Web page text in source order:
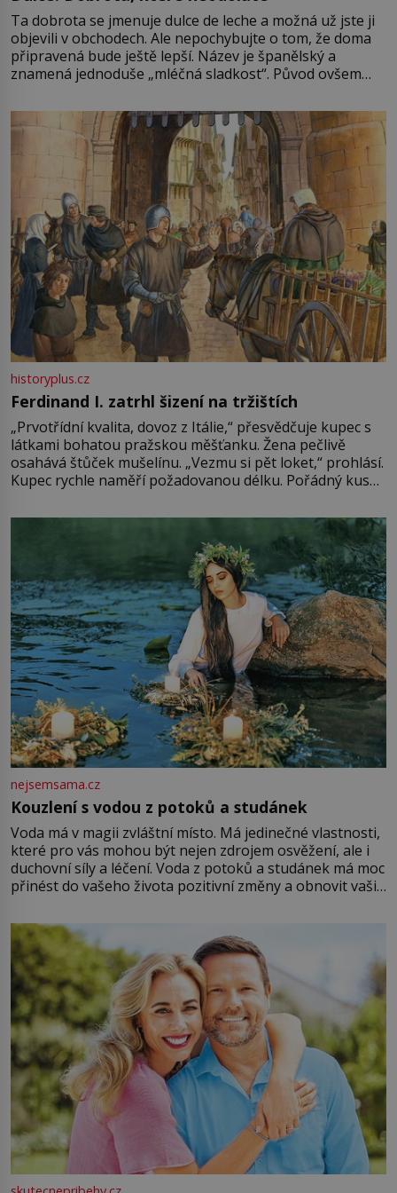
Ta dobrota se jmenuje dulce de leche a možná už jste ji
objevili v obchodech. Ale nepochybujte o tom, že doma
připravená bude ještě lepší. Název je španělský a
znamená jednoduše „mléčná sladkost“. Původ ovšem
pře hned několik latinskoamerických zemí a k tomu
Francie, kde se traduje,
historyplus.cz
Ferdinand I. zatrhl šizení na tržištích
„Prvotřídní kvalita, dovoz z Itálie,“ přesvědčuje kupec s
látkami bohatou pražskou měšťanku. Žena pečlivě
osahává štůček mušelínu. „Vezmu si pět loket,“ prohlásí.
Kupec rychle naměří požadovanou délku. Pořádný kus
milostpaní. Stačí jenom na sukni,“ zhodnotí švadlena
množství růžového mušelínu. „Ošidili vás, podívejte.“
Vezme do ruky dřevěnou
nejsemsama.cz
Kouzlení s vodou z potoků a studánek
Voda má v magii zvláštní místo. Má jedinečné vlastnosti,
které pro vás mohou být nejen zdrojem osvěžení, ale i
duchovní síly a léčení. Voda z potoků a studánek má moc
přinést do vašeho života pozitivní změny a obnovit vaši
můžete obohatit své rituály a přinést do svého života
větší harmonii a klid. Je důležité